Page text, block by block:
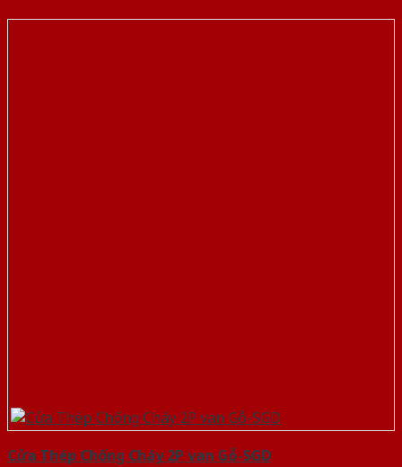
Cửa Thép Chống Cháy 2P van Gỗ-SGD